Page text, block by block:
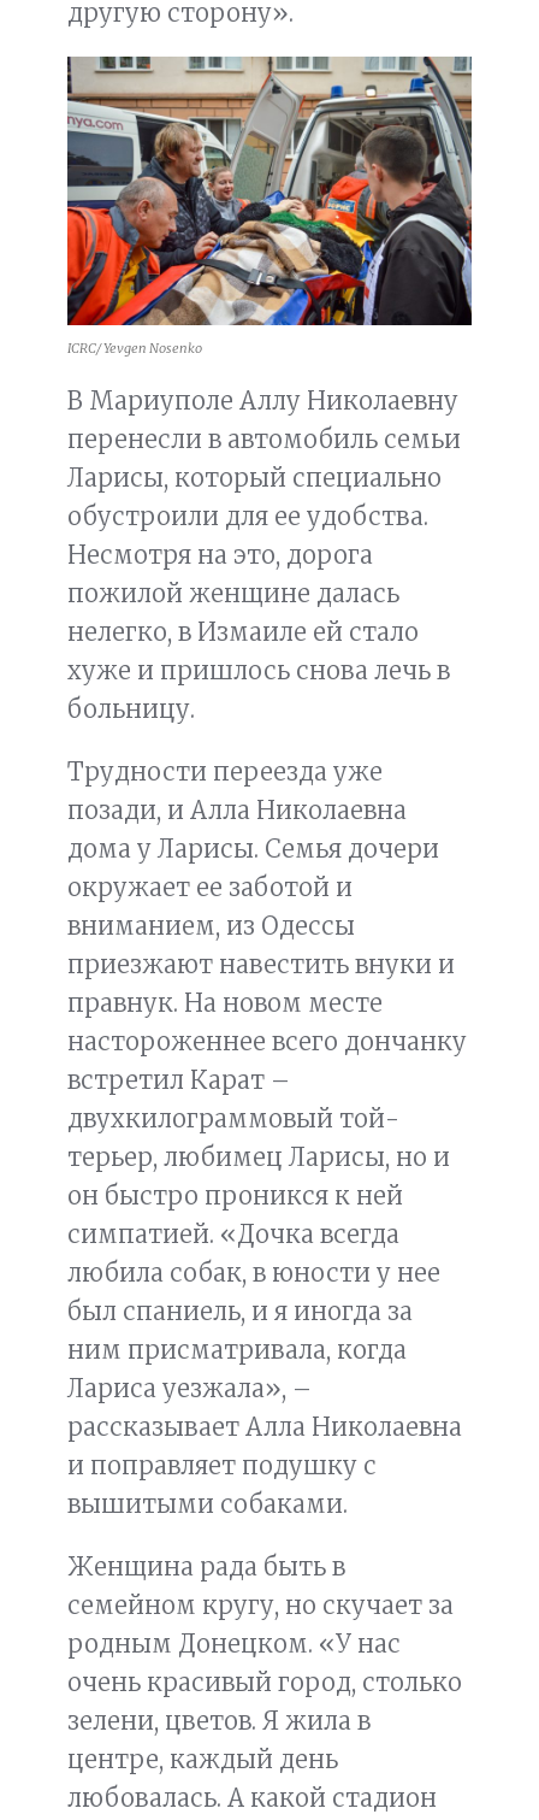
другую сторону».
ICRC/ Yevgen Nosenko
В Мариуполе Аллу Николаевну
перенесли в автомобиль семьи
Ларисы, который специально
обустроили для ее удобства.
Несмотря на это, дорога
пожилой женщине далась
нелегко, в Измаиле ей стало
хуже и пришлось снова лечь в
больницу.
Трудности переезда уже
позади, и Алла Николаевна
дома у Ларисы. Семья дочери
окружает ее заботой и
вниманием, из Одессы
приезжают навестить внуки и
правнук. На новом месте
настороженнее всего дончанку
встретил Карат –
двухкилограммовый той-
терьер, любимец Ларисы, но и
он быстро проникся к ней
симпатией. «Дочка всегда
любила собак, в юности у нее
был спаниель, и я иногда за
ним присматривала, когда
Лариса уезжала», –
рассказывает Алла Николаевна
и поправляет подушку с
вышитыми собаками.
Женщина рада быть в
семейном кругу, но скучает за
родным Донецком. «У нас
очень красивый город, столько
зелени, цветов. Я жила в
центре, каждый день
любовалась. А какой стадион